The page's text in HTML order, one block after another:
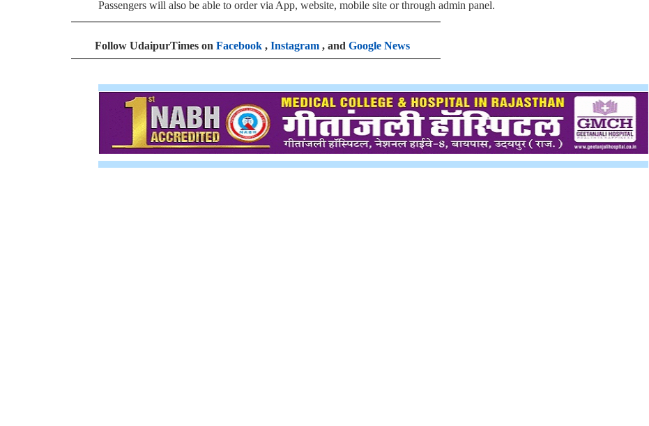
Passengers will also be able to order via App, website, mobile site or through admin panel.
Follow UdaipurTimes on Facebook , Instagram , and Google News